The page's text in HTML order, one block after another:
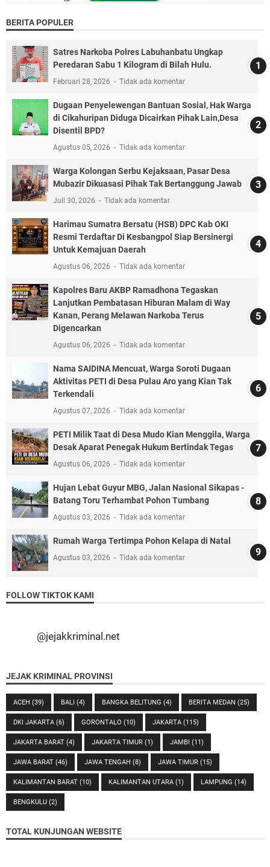
BERITA POPULER
Satres Narkoba Polres Labuhanbatu Ungkap
Peredaran Sabu 1 Kilogram di Bilah Hulu.
Februari 28, 2026 Tidak ada komentar
Dugaan Penyelewengan Bantuan Sosial, Hak Warga
di Cikahuripan Diduga Dicairkan Pihak Lain,Desa
Disentil BPD?
Agustus 05, 2026 Tidak ada komentar
Warga Kolongan Serbu Kejaksaan, Pasar Desa
Mubazir Dikuasasi Pihak Tak Bertanggung Jawab
Juli 30, 2026 Tidak ada komentar
Harimau Sumatra Bersatu (HSB) DPC Kab OKI
Resmi Terdaftar Di Kesbangpol Siap Bersinergi
Untuk Kemajuan Daerah
Agustus 06, 2026 Tidak ada komentar
Kapolres Baru AKBP Ramadhona Tegaskan
Lanjutkan Pembatasan Hiburan Malam di Way
Kanan, Perang Melawan Narkoba Terus
Digencarkan
Agustus 06, 2026 Tidak ada komentar
Nama SAIDINA Mencuat, Warga Soroti Dugaan
Aktivitas PETI di Desa Pulau Aro yang Kian Tak
Terkendali
Agustus 07, 2026 Tidak ada komentar
PETI Milik Taat di Desa Mudo Kian Menggila, Warga
Desak Aparat Penegak Hukum Bertindak Tegas
Agustus 06, 2026 Tidak ada komentar
Hujan Lebat Guyur MBG, Jalan Nasional Sikapas -
Batang Toru Terhambat Pohon Tumbang
Agustus 03, 2026 Tidak ada komentar
Rumah Warga Tertimpa Pohon Kelapa di Natal
Agustus 03, 2026 Tidak ada komentar
FOLLOW TIKTOK KAMI
@jejakkriminal.net
JEJAK KRIMINAL PROVINSI
ACEH (39) BALI (4) BANGKA BELITUNG (4) BERITA MEDAN (25)
DKI JAKARTA (6) GORONTALO (10) JAKARTA (115)
JAKARTA BARAT (4) JAKARTA TIMUR (1) JAMBI (11)
JAWA BARAT (46) JAWA TENGAH (8) JAWA TIMUR (15)
KALIMANTAN BARAT (10) KALIMANTAN UTARA (1) LAMPUNG (14)
BENGKULU (2)
TOTAL KUNJUNGAN WEBSITE